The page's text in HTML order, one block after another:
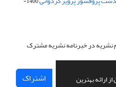
ارائه بهترین
نشریه در خبرنامه نشریه مشترک
اشتراک